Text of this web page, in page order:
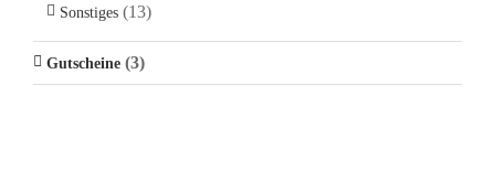
Sonstiges (13)
Gutscheine (3)